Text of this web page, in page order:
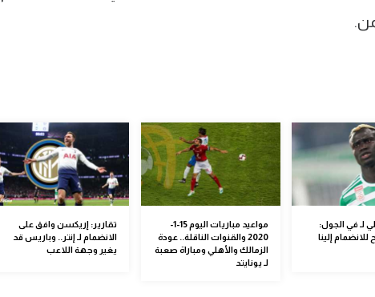
لـ في الجول:
إلينا
مواعيد مباريات اليوم 15-1-
2020 والقنوات الناقلة.. عودة
الزمالك والأهلي ومباراة صعبة
لـ يونايتد
تقارير: إريكسن وافق على
الانضمام لـ إنتر.. وباريس قد
يغير وجهة اللاعب